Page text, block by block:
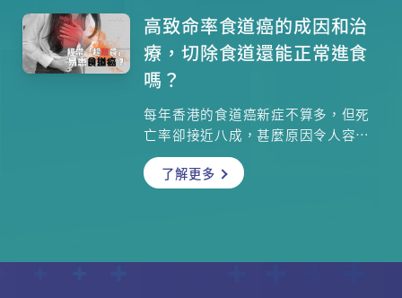
本集邀請整形外科專科醫生麥忻華醫
生為大家解答種種疑問。
高致命率食道癌的成因和治
療，切除食道還能正常進食
嗎？
每年香港的食道癌新症不算多，但死
亡率卻接近八成，甚麼原因令人容易
導致患上食道癌？坊間有傳趁熱吃會
引致食道癌，是否真的？治療食道癌
臨床腫瘤科專科林嘉安醫生將為你一
了解更多